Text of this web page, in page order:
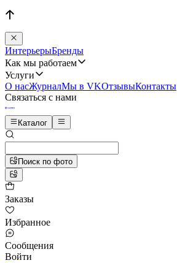
ИнтерьерыБренды
Как мы работаем
Услуги
О насЖурналМы в VKОтзывыКонтакты
Связаться с нами
Каталог
Поиск по фото
Заказы
Избранное
Сообщения
Войти